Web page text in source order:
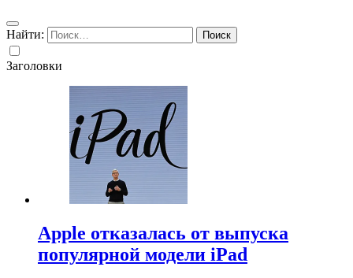
Найти:
Заголовки
Apple отказалась от выпуска
популярной модели iPad